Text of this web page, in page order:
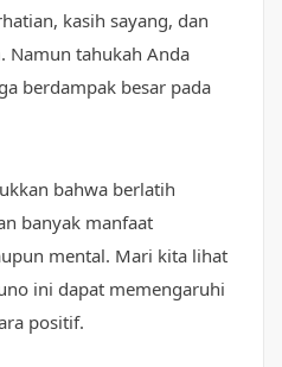
kasih sayang, dan
Namun tahukah Anda
berdampak besar pada
bahwa berlatih
banyak manfaat
mental. Mari kita lihat
ini dapat memengaruhi
positif.